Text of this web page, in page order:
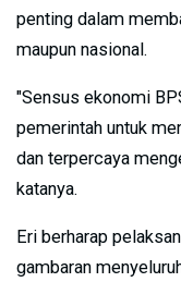
penting dalam
maupun nasional.
"Sensus ekonomi
pemerintah untuk
dan terpercaya
katanya.
Eri berharap
gambaran